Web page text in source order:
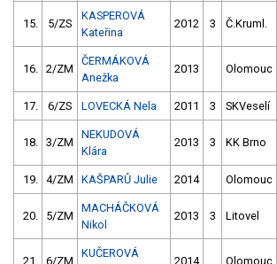
15. 5/ZS
KASPEROVÁ
Kateřina
2012 3 Č.Kruml.
16. 2/ZM
ČERMÁKOVÁ
Anežka
2013 Olomouc
17. 6/ZS LOVECKÁ Nela 2011 3 SKVeselí
18. 3/ZM
NEKUDOVÁ
Klára
2013 3 KK Brno
19. 4/ZM KAŠPARŮ Julie 2014 Olomouc
20. 5/ZM
MACHÁČKOVÁ
Nikol
2013 3 Litovel
21. 6/ZM
KUČEROVÁ
2014 Olomouc